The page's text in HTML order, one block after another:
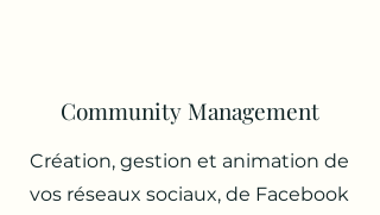
Community Management
Création, gestion et animation de
vos réseaux sociaux, de Facebook